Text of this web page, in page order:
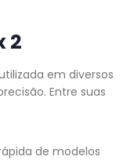
2
em diversos
Entre suas
de modelos